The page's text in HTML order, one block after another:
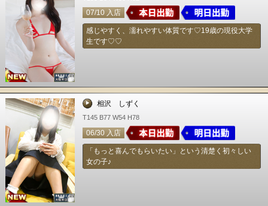
07/10 入店
感じやすく、濡れやすい体質です♡19歳の現役大学
生です♡♡
相沢 しずく
T145 B77 W54 H78
06/30 入店
「もっと喜んでもらいたい」という清楚く初々しい
女の子♪